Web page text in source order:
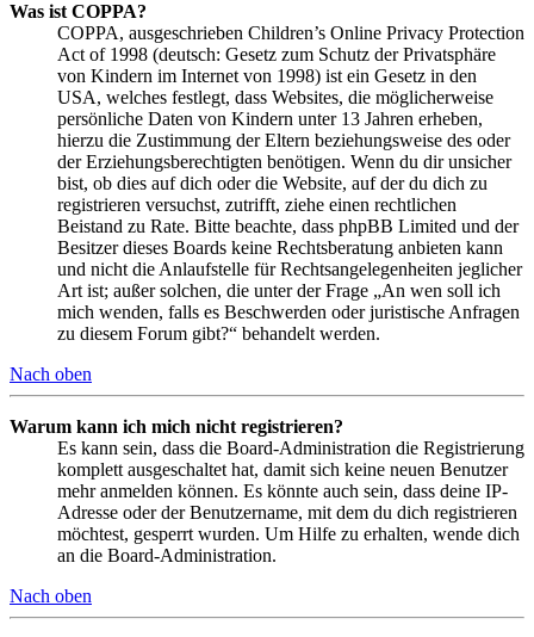
Was ist COPPA?
COPPA, ausgeschrieben Children’s Online Privacy Protection
Act of 1998 (deutsch: Gesetz zum Schutz der Privatsphäre
von Kindern im Internet von 1998) ist ein Gesetz in den
USA, welches festlegt, dass Websites, die möglicherweise
persönliche Daten von Kindern unter 13 Jahren erheben,
hierzu die Zustimmung der Eltern beziehungsweise des oder
der Erziehungsberechtigten benötigen. Wenn du dir unsicher
bist, ob dies auf dich oder die Website, auf der du dich zu
registrieren versuchst, zutrifft, ziehe einen rechtlichen
Beistand zu Rate. Bitte beachte, dass phpBB Limited und der
Besitzer dieses Boards keine Rechtsberatung anbieten kann
und nicht die Anlaufstelle für Rechtsangelegenheiten jeglicher
Art ist; außer solchen, die unter der Frage „An wen soll ich
mich wenden, falls es Beschwerden oder juristische Anfragen
zu diesem Forum gibt?“ behandelt werden.
Nach oben
Warum kann ich mich nicht registrieren?
Es kann sein, dass die Board-Administration die Registrierung
komplett ausgeschaltet hat, damit sich keine neuen Benutzer
mehr anmelden können. Es könnte auch sein, dass deine IP-
Adresse oder der Benutzername, mit dem du dich registrieren
möchtest, gesperrt wurden. Um Hilfe zu erhalten, wende dich
an die Board-Administration.
Nach oben